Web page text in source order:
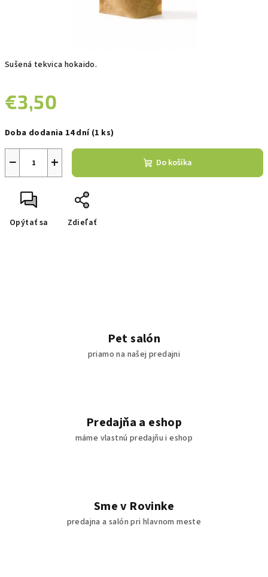
Sušená tekvica hokaido.
€3,50
cena:
Doba dodania 14 dní (1 ks)
+
− Do košíka
Opýtať sa Zdieľať
Pet salón
priamo na našej predajni
Predajňa a eshop
máme vlastnú predajňu i eshop
Sme v Rovinke
predajna a salón pri hlavnom meste